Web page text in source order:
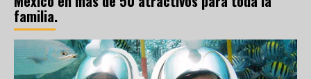
familia.